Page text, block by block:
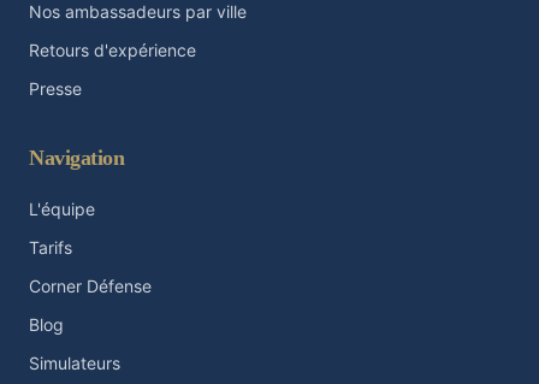
Nos ambassadeurs par ville
Retours d'expérience
Presse
Navigation
L'équipe
Tarifs
Corner Défense
Blog
Simulateurs